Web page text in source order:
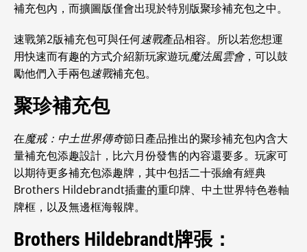
補充包內，而擴圖版僅會出現於特別版聚珍補充包之中。
速戰第2版補充包可與任何速戰產品相容。所以若您想運
用快速而有趣的方式介紹新玩家遊玩魔法風雲會，可以鼓
勵他們入手兩包速戰補充包。
聚珍補充包
在魔戒：中土世界傳奇節日產品推出的聚珍補充包內含大
量補充包添趣設計，比六月份發售的內容還要多。玩家可
以期待更多補充包添趣牌，其中包括二十張繪有經典
Brothers Hildebrandt插畫的重印牌、中土世界特色卷軸
牌框，以及無邊框海報牌。
Brothers Hildebrandt牌張：